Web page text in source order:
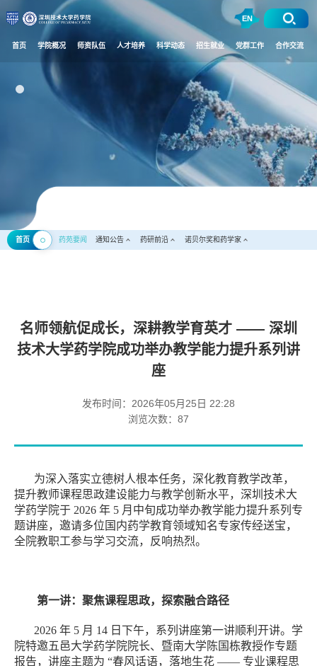
首页 学院概况 师资队伍 人才培养 科学动态 招生就业 党群工作 合作交流
EN
首页 药苑要闻 通知公告 药研前沿 诺贝尔奖和药学家
名师领航促成长，深耕教学育英才 —— 深圳
技术大学药学院成功举办教学能力提升系列讲
座
发布时间：2026年05月25日 22:28
浏览次数： 87
为深入落实立德树人根本任务，深化教育教学改革，
提升教师课程思政建设能力与教学创新水平，深圳技术大
学药学院于 2026 年 5 月中旬成功举办教学能力提升系列专
题讲座，邀请多位国内药学教育领域知名专家传经送宝，
全院教职工参与学习交流，反响热烈。
第一讲：聚焦课程思政，探索融合路径
2026 年 5 月 14 日下午，系列讲座第一讲顺利开讲。学
院特邀五邑大学药学院院长、暨南大学陈国栋教授作专题
报告，讲座主题为 “春风话语，落地生花 —— 专业课程思